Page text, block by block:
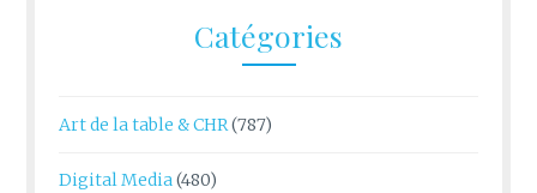
Catégories
Art de la table & CHR(787)
Digital Media(480)